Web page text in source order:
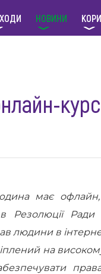
НОВИНИ
має
в Резолюції
людини в
на